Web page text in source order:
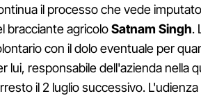
il processo che vede imputato
bracciante agricoloSatnam Singh.
con il dolo eventuale per
lui, responsabile dell'azienda nella
il 2 luglio successivo.